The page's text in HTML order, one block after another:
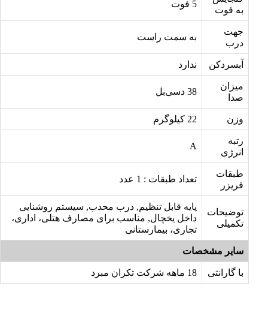
به فوت
جهت
درب
به سمت راست
آبسردکن ندارد
میزان
صدا
38 دسی‌بل
وزن 22 کیلوگرم
رتبه
انرژی
A
طبقات
فریزر
تعداد طبقات : 1 عدد
توضیحات
تکمیلی
پایه قابل تنظیم, درب محدب, سیستم روشنایی
داخل یخچال, مناسب برای مصارف هتلی، اداری،
تجاری، بیمارستانی
سایر مشخصات
با گارانتی 18 ماهه شرکت تکران مبرد